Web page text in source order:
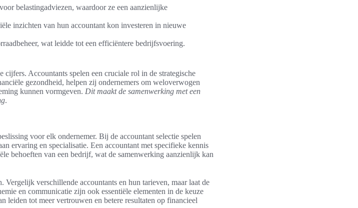
belastingadviezen, waardoor ze een aanzienlijke
inzichten van hun accountant kon investeren in nieuwe
wat leidde tot een efficiëntere bedrijfsvoering.
Accountants spelen een cruciale rol in de strategische
gezondheid, helpen zij ondernemers om weloverwogen
kunnen vormgeven. Dit maakt de samenwerking met een
.
voor elk ondernemer. Bij de accountant selectie spelen
ervaring en specialisatie. Een accountant met specifieke kennis
behoeften van een bedrijf, wat de samenwerking aanzienlijk kan
verschillende accountants en hun tarieven, maar laat de
en communicatie zijn ook essentiële elementen in de keuze
leiden tot meer vertrouwen en betere resultaten op financieel